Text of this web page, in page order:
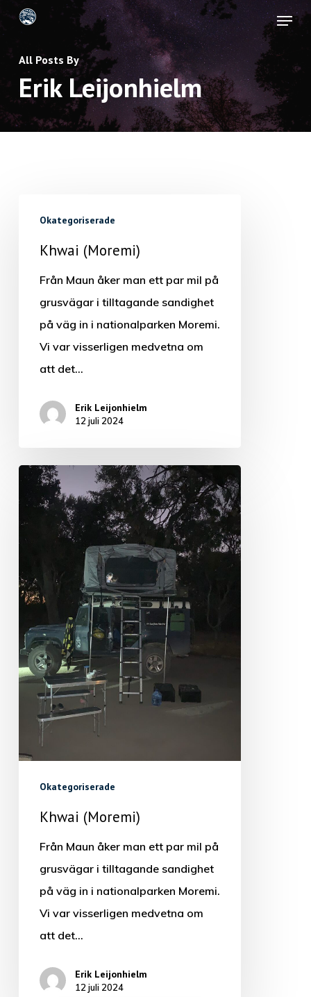
Skip
to
main
content
Menu
All Posts By
Erik Leijonhielm
Okategoriserade
Khwai (Moremi)
Från Maun åker man ett par mil på
grusvägar i tilltagande sandighet
på väg in i nationalparken Moremi.
Vi var visserligen medvetna om
att det…
Erik Leijonhielm
12 juli 2024
Okategoriserade
Khwai (Moremi)
Från Maun åker man ett par mil på
grusvägar i tilltagande sandighet
på väg in i nationalparken Moremi.
Vi var visserligen medvetna om
att det…
Erik Leijonhielm
12 juli 2024
Menu